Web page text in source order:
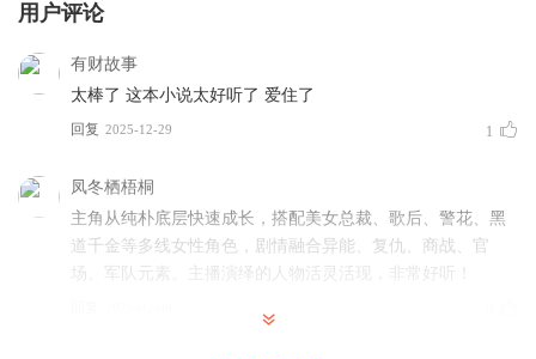
用户评论
有财故事
太棒了 这本小说太好听了 爱住了
回复 2025-12-29 1
凤冬栖梧桐
主角从纯朴底层快速成长，搭配美女总裁、歌后、警花、黑
道千金等多线女性角色，剧情融合异能、复仇、商战、官
场、军队元素。主播演绎的人物活灵活现，非常好听！